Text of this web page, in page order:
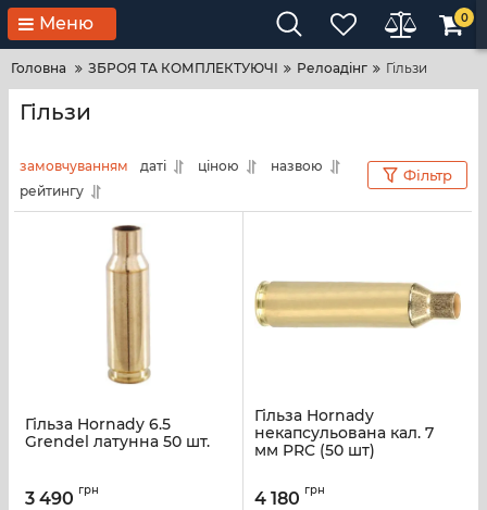
Меню 0
Головна ЗБРОЯ ТА КОМПЛЕКТУЮЧІ Релоадінг Гільзи
Гільзи
замовчуванням даті ціною
назвою
рейтингу
Фільтр
Гільза Hornady 6.5
Grendel латунна 50 шт.
3 490 грн
Гільза Hornady
некапсульована кал. 7
мм PRC (50 шт)
4 180 грн